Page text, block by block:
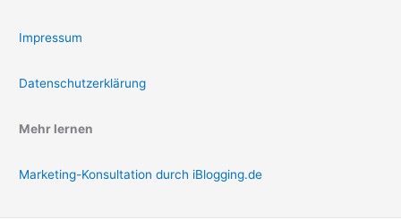
Impressum
Datenschutzerklärung
Mehr lernen
Marketing-Konsultation durch iBlogging.de